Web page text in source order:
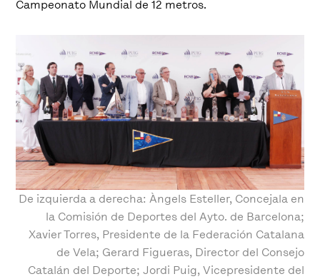
Campeonato Mundial de 12 metros.
De izquierda a derecha: Àngels Esteller, Concejala en
la Comisión de Deportes del Ayto. de Barcelona;
Xavier Torres, Presidente de la Federación Catalana
de Vela; Gerard Figueras, Director del Consejo
Catalán del Deporte; Jordi Puig, Vicepresidente del